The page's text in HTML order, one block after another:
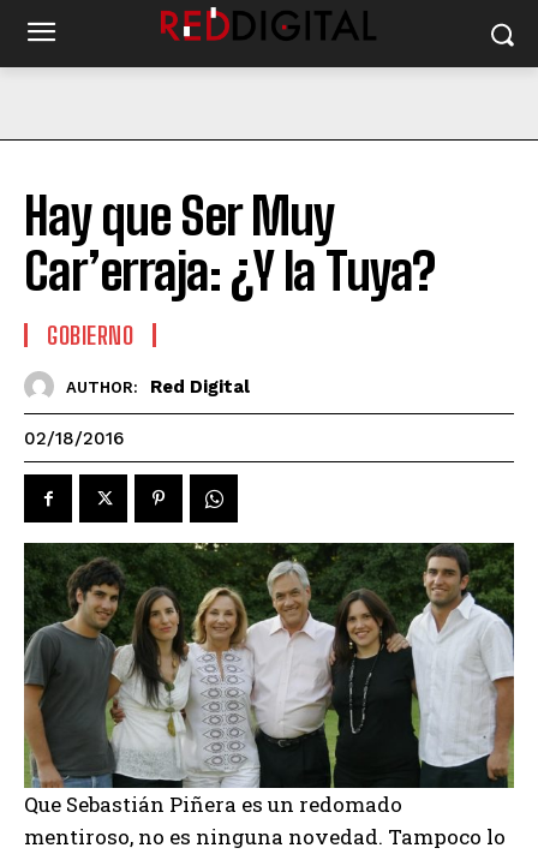
Hay que Ser Muy
Car’erraja: ¿Y la Tuya?
GOBIERNO
AUTHOR: Red Digital
02/18/2016
Que Sebastián Piñera es un redomado
mentiroso, no es ninguna novedad. Tampoco lo